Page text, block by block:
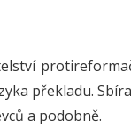
překladu.
a podobně.